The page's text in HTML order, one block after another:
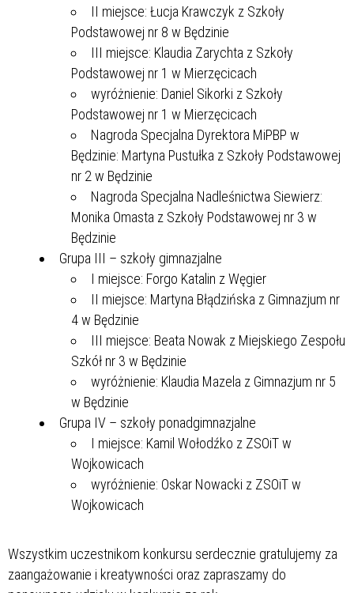
II miejsce: Łucja Krawczyk z Szkoły
Podstawowej nr 8 w Będzinie
III miejsce: Klaudia Zarychta z Szkoły
Podstawowej nr 1 w Mierzęcicach
wyróżnienie: Daniel Sikorki z Szkoły
Podstawowej nr 1 w Mierzęcicach
Nagroda Specjalna Dyrektora MiPBP w
Będzinie: Martyna Pustułka z Szkoły Podstawowej
nr 2 w Będzinie
Nagroda Specjalna Nadleśnictwa Siewierz:
Monika Omasta z Szkoły Podstawowej nr 3 w
Będzinie
Grupa III – szkoły gimnazjalne
I miejsce: Forgo Katalin z Węgier
II miejsce: Martyna Błądzińska z Gimnazjum nr
4 w Będzinie
III miejsce: Beata Nowak z Miejskiego Zespołu
Szkół nr 3 w Będzinie
wyróżnienie: Klaudia Mazela z Gimnazjum nr 5
w Będzinie
Grupa IV – szkoły ponadgimnazjalne
I miejsce: Kamil Wołodźko z ZSOiT w
Wojkowicach
wyróżnienie: Oskar Nowacki z ZSOiT w
Wojkowicach
Wszystkim uczestnikom konkursu serdecznie gratulujemy za
zaangażowanie i kreatywności oraz zapraszamy do